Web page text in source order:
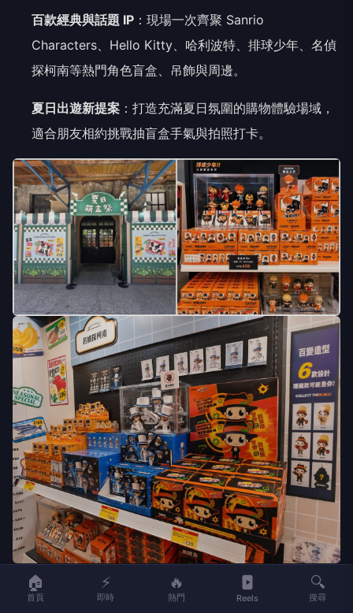
百款經典與話題 IP ：現場一次齊聚 Sanrio
Characters、Hello Kitty、哈利波特、排球少年、名偵
探柯南等熱門角色盲盒、吊飾與周邊。
夏日出遊新提案 ：打造充滿夏日氛圍的購物體驗場域，
適合朋友相約挑戰抽盲盒手氣與拍照打卡。
活動資訊
🏠
首頁
⚡
即時
🔥
熱門 Reels
🔍
搜尋